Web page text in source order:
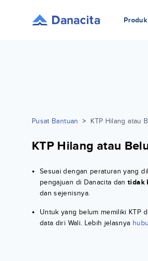
Pusat Bantuan > KTP Hilang atau
KTP Hilang atau
Sesuai dengan peraturan yang
pengajuan di Danacita dantidak
dan sejenisnya.
Untuk yang belum memiliki KTP
data diri Wali. Lebih jelasnya